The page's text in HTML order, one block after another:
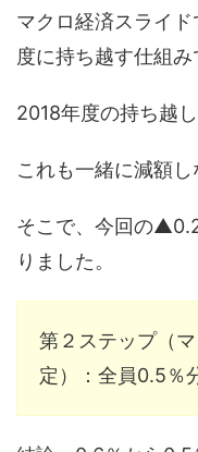
マクロ経済スライ
度に持ち越す仕組み
2018年度の持ち越
これも一緒に減額し
そこで、今回の
りました。
第２ステップ（
定）：全員0.5％